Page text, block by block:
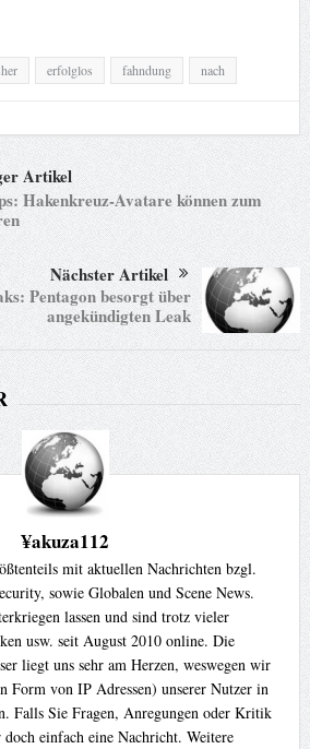
erfolglos fahndung nach
Artikel
Hakenkreuz-Avatare können zum
Nächster Artikel
Pentagon besorgt über
angekündigten Leak
¥akuza112
mit aktuellen Nachrichten bzgl.
sowie Globalen und Scene News.
lassen und sind trotz vieler
usw. seit August 2010 online. Die
liegt uns sehr am Herzen, weswegen wir
Form von IP Adressen) unserer Nutzer in
Falls Sie Fragen, Anregungen oder Kritik
einfach eine Nachricht. Weitere